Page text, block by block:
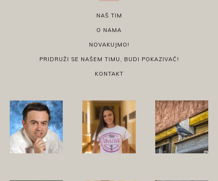
NAŠ TIM
O NAMA
NOVAKUJMO!
PRIDRUŽI SE NAŠEM TIMU, BUDI POKAZIVAČ!
KONTAKT